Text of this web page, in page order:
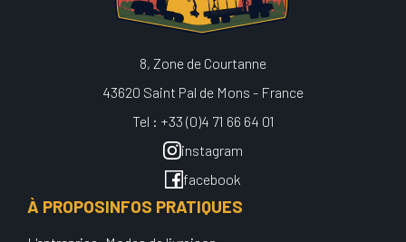
8, Zone de Courtanne
43620 Saint Pal de Mons - France
Tel : +33 (0)4 71 66 64 01
instagram
facebook
À PROPOSINFOS PRATIQUES